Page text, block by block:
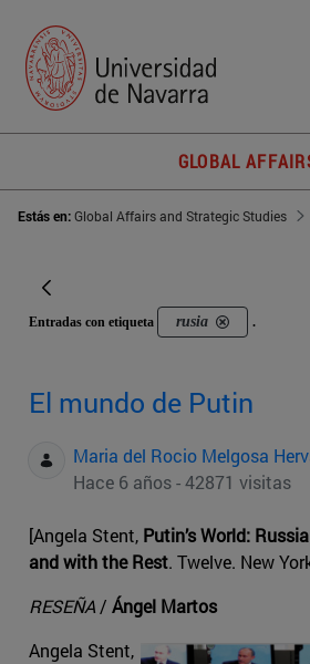
GLOBAL
Estás en:Global Affairs and Strategic Studies
Entradas con etiqueta rusia .
El mundo de Putin
Maria del Rocio Melgosa
Hace 6 años - 42871 visitas
[Angela Stent, Putin’s World:
and with the Rest. Twelve. New
RESEÑA/ Ángel Martos
Angela Stent,